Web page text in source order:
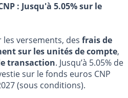
: Jusqu'à 5.05% sur le
les versements, des frais de
sur les unités de compte,
transaction. Jusqu’à 5.05% de
sur le fonds euros CNP
(sous conditions).